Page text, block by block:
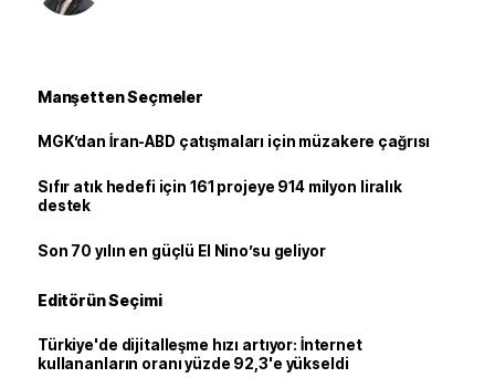
Manşetten Seçmeler
MGK’dan İran-ABD çatışmaları için müzakere çağrısı
Sıfır atık hedefi için 161 projeye 914 milyon liralık
destek
Son 70 yılın en güçlü El Nino’su geliyor
Editörün Seçimi
Türkiye'de dijitalleşme hızı artıyor: İnternet
kullananların oranı yüzde 92,3'e yükseldi